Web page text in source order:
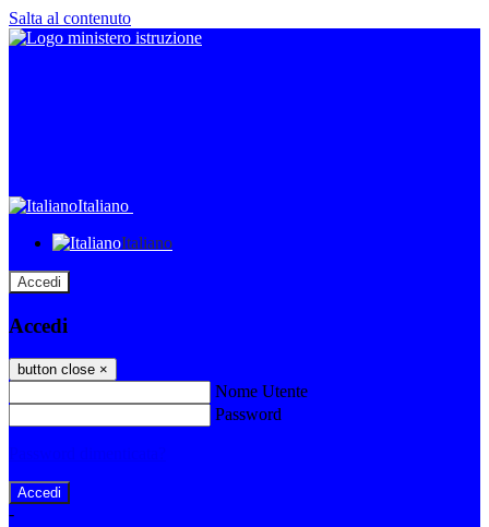
Salta al contenuto
Italiano
Italiano
Accedi
Accedi
button close ×
Nome Utente
Password
-